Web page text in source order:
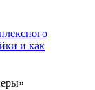
и как